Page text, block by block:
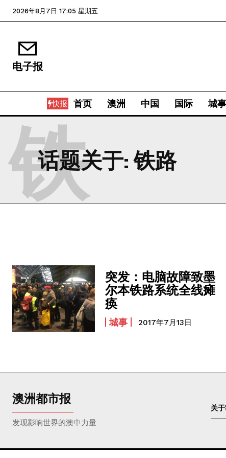
2026年8月7日 17:05 星期五
电子报
快报 首页 澳洲 中国 国际 城事
话题关于:铁路
铁
突发：电脑故障致墨
尔本铁路系统全线瘫
痪
城事 2017年7月13日
澳洲都市报
发现影响世界的澳中力量
关